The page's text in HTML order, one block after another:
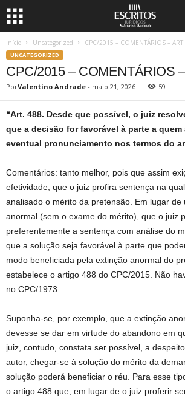
Início Uncategorized CPC/2015 – COMENTÁRIOS –
UNCATEGORIZED
CPC/2015 – COMENTÁRIOS
PorValentino Andrade - maio 21, 2026 59
“Art. 488. Desde que possível, o juiz
que a decisão for favorável à parte a quem
eventual pronunciamento nos termos do
Comentários: tanto melhor, pois que assim
efetividade, que o juiz profira sentença na
analisado o mérito da pretensão. Em lugar de
anormal (sem o exame do mérito), que o juiz
preferentemente a sentença com análise do
que a solução seja favorável à parte que
modo beneficiada pela extinção anormal do
estabelece o artigo 488 do CPC/2015. Não
no CPC/1973.
Suponha-se, por exemplo, que a extinção
devesse se dar em virtude do abandono em
juiz, contudo, constata ser possível, a
autor, chegar-se à solução do mérito da
solução poderá beneficiar o réu. Para esse
o artigo 488 que, em lugar de o juiz proferir